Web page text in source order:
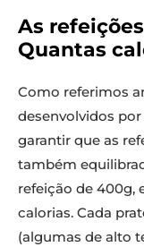
As
Quantas
Como referimos
desenvolvidos
garantir que as
também
refeição de 400g,
calorias. Cada
(algumas de alto